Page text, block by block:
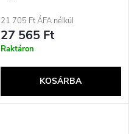
over Ethernet (PoE)
támogatással, fehér
21 705 Ft ÁFA nélkül
27 565 Ft
Raktáron
KOSÁRBA